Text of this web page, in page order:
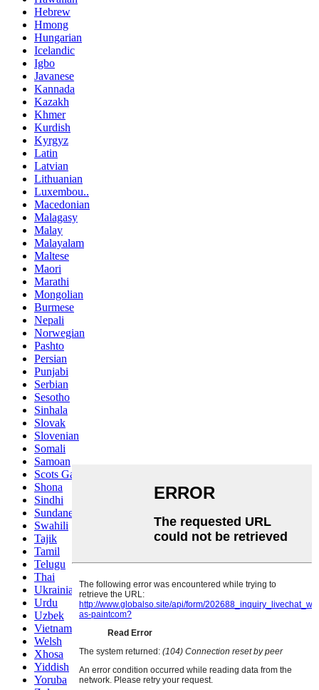
Hebrew
Hmong
Hungarian
Icelandic
Igbo
Javanese
Kannada
Kazakh
Khmer
Kurdish
Kyrgyz
Latin
Latvian
Lithuanian
Luxembou..
Macedonian
Malagasy
Malay
Malayalam
Maltese
Maori
Marathi
Mongolian
Burmese
Nepali
Norwegian
Pashto
Persian
Punjabi
Serbian
Sesotho
Sinhala
Slovak
Slovenian
Somali
Samoan
Scots Gaelic
Shona
Sindhi
Sundanese
Swahili
Tajik
Tamil
Telugu
Thai
Ukrainian
Urdu
Uzbek
Vietnamese
Welsh
Xhosa
Yiddish
Yoruba